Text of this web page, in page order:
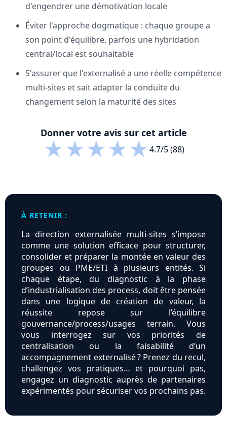
d'engendrer une démotivation locale
Éviter l'approche dogmatique : chaque groupe a
son point d'équilibre, parfois une hybridation
central/local est souhaitable
S'assurer que l'externalisé a une réelle compétence
multi-sites et sait adapter la conduite du
changement selon la maturité des sites
Donner votre avis sur cet article
★★★★★4.7/5 (88)
À RETENIR :
La direction externalisée multi-sites s’impose
comme une solution efficace pour structurer,
consolider et préparer la montée en valeur des
groupes ou PME/ETI à plusieurs entités. Si
chaque étape, du diagnostic à la phase
d’industrialisation des process, doit être pensée
dans une logique de création de valeur, la
réussite repose sur l’équilibre
gouvernance/process/usages terrain. Vous
vous interrogez sur vos priorités de
centralisation ou la faisabilité d’un
accompagnement externalisé ? Prenez du recul,
challengez vos pratiques… et pourquoi pas,
engagez un diagnostic auprès de partenaires
expérimentés pour sécuriser vos prochains pas.